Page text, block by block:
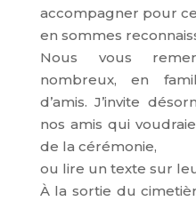
accompagner pour
en sommes
Nous vous
nombreux, en
d’amis. J’invite
nos amis qui
de la cérémonie,
ou lire un texte sur
À la sortie du